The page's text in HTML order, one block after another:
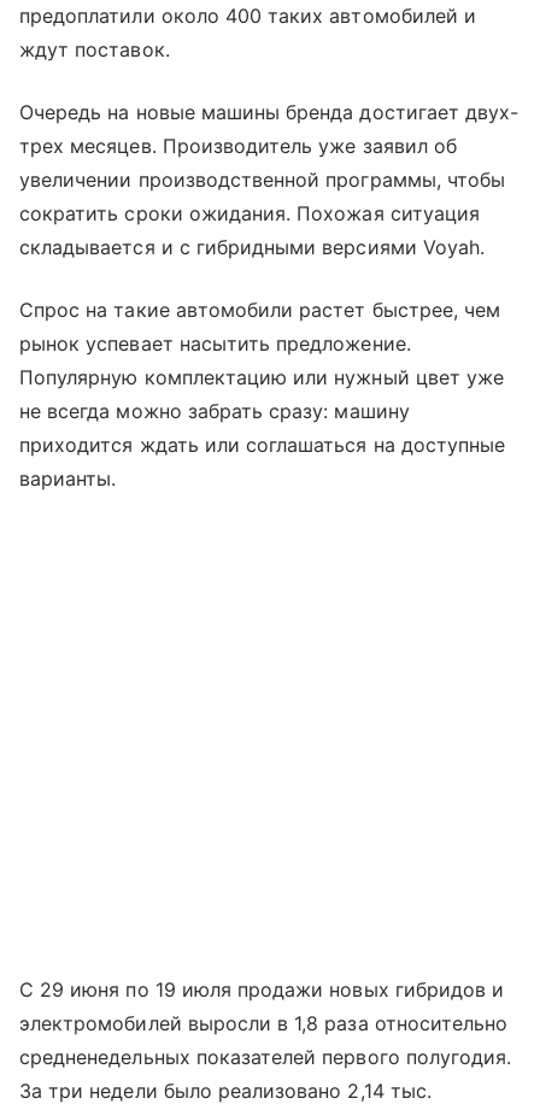
предоплатили около 400 таких автомобилей и
ждут поставок.
Очередь на новые машины бренда достигает двух-
трех месяцев. Производитель уже заявил об
увеличении производственной программы, чтобы
сократить сроки ожидания. Похожая ситуация
складывается и с гибридными версиями Voyah.
Спрос на такие автомобили растет быстрее, чем
рынок успевает насытить предложение.
Популярную комплектацию или нужный цвет уже
не всегда можно забрать сразу: машину
приходится ждать или соглашаться на доступные
варианты.
С 29 июня по 19 июля продажи новых гибридов и
электромобилей выросли в 1,8 раза относительно
средненедельных показателей первого полугодия.
За три недели было реализовано 2,14 тыс.